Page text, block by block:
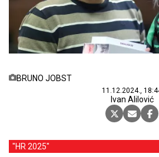
BRUNO JOBST
11.12.2024.,
Ivan Alilović
"HR 2025"